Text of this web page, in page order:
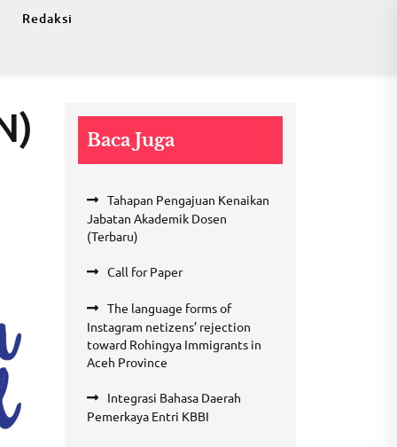
Redaksi
Baca Juga
Tahapan Pengajuan Kenaikan
Jabatan Akademik Dosen
(Terbaru)
Call for Paper
The language forms of
Instagram netizens’ rejection
toward Rohingya Immigrants in
Aceh Province
Integrasi Bahasa Daerah
Pemerkaya Entri KBBI